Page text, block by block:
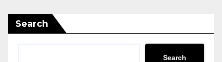
Search
Search